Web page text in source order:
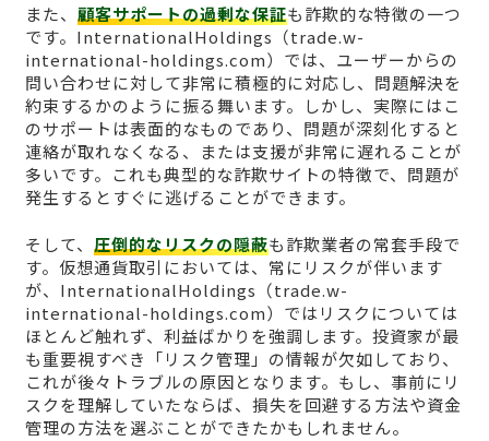
また、 顧客サポートの過剰な保証も詐欺的な特徴の一つ
です。InternationalHoldings（trade.w-
international-holdings.com）では、ユーザーからの
問い合わせに対して非常に積極的に対応し、問題解決を
約束するかのように振る舞います。しかし、実際にはこ
のサポートは表面的なものであり、問題が深刻化すると
連絡が取れなくなる、または支援が非常に遅れることが
多いです。これも典型的な詐欺サイトの特徴で、問題が
発生するとすぐに逃げることができます。
そして、 圧倒的なリスクの隠蔽も詐欺業者の常套手段で
す。仮想通貨取引においては、常にリスクが伴います
が、InternationalHoldings（trade.w-
international-holdings.com）ではリスクについては
ほとんど触れず、利益ばかりを強調します。投資家が最
も重要視すべき「リスク管理」の情報が欠如しており、
これが後々トラブルの原因となります。もし、事前にリ
スクを理解していたならば、損失を回避する方法や資金
管理の方法を選ぶことができたかもしれません。